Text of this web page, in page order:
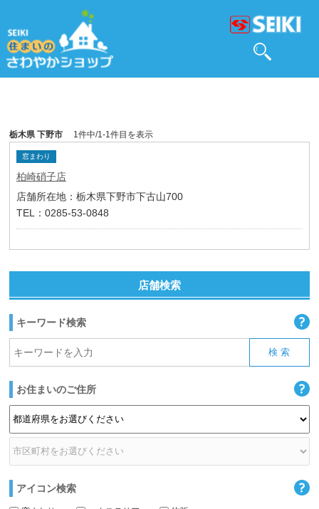
栃木県 下野市 1件中/1-1件目を表示
窓まわり
柏崎硝子店
店舗所在地：栃木県下野市下古山700
TEL：0285-53-0848
店舗検索
キーワード検索
お住まいのご住所
アイコン検索